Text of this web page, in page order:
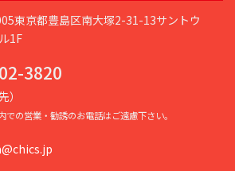
東京都豊島区南大塚2-31-13サントウ
1F
3820
）
の営業・勧誘のお電話はご遠慮下さい。